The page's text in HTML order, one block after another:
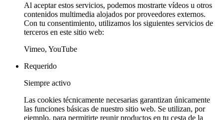
Al aceptar estos servicios, podemos mostrarte vídeos u otros
contenidos multimedia alojados por proveedores externos.
Con tu consentimiento, utilizamos los siguientes servicios de
terceros en este sitio web:
Vimeo, YouTube
Requerido
Siempre activo
Las cookies técnicamente necesarias garantizan únicamente
las funciones básicas de nuestro sitio web. Se utilizan, por
ejemplo, para permitirte reunir productos en tu cesta de la